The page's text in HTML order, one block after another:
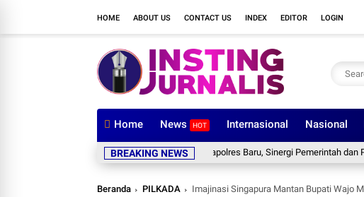
HOME ABOUT US CONTACT US INDEX EDITOR LOGIN
Home News HOT Internasional Nasional
BREAKING NEWS
Bupati Wajo Sambut Kapolres Baru, Sinergi Pemerintah dan Polres
Beranda PILKADA Imajinasi Singapura Mantan Bupati Wajo